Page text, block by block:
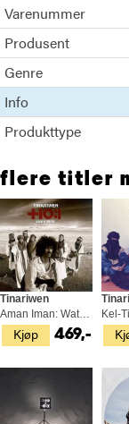
Varenummer
Produsent
Genre
Info
Produkttype
flere titler
Kjøp
Tinariwen
Aman Iman: Water Is Life (2LP)
469,-
Kel-